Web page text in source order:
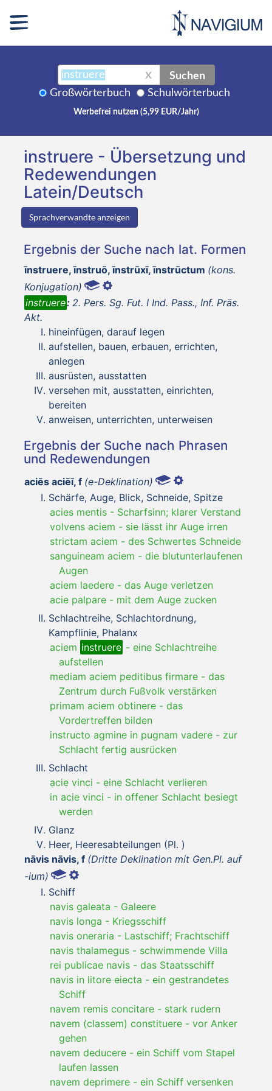
X Suchen
Großwörterbuch Schulwörterbuch
Werbefrei nutzen (5,99 EUR/Jahr)
instruere - Übersetzung und
Redewendungen
Latein/Deutsch
Sprachverwandte anzeigen
Ergebnis der Suche nach lat. Formen
īnstruere, īnstruō, īnstrūxī, īnstrūctum (kons.
Konjugation)
instruere: 2. Pers. Sg. Fut. I Ind. Pass., Inf. Präs.
Akt.
hineinfügen, darauf legen
aufstellen, bauen, erbauen, errichten,
anlegen
ausrüsten, ausstatten
versehen mit, ausstatten, einrichten,
bereiten
anweisen, unterrichten, unterweisen
Ergebnis der Suche nach Phrasen
und Redewendungen
aciēs aciēī, f (e-Deklination)
Schärfe, Auge, Blick, Schneide, Spitze
acies mentis - Scharfsinn; klarer Verstand
volvens aciem - sie lässt ihr Auge irren
strictam aciem - des Schwertes Schneide
sanguineam aciem - die blutunterlaufenen
Augen
aciem laedere - das Auge verletzen
acie palpare - mit dem Auge zucken
Schlachtreihe, Schlachtordnung,
Kampflinie, Phalanx
aciem instruere - eine Schlachtreihe
aufstellen
mediam aciem peditibus firmare - das
Zentrum durch Fußvolk verstärken
primam aciem obtinere - das
Vordertreffen bilden
instructo agmine in pugnam vadere - zur
Schlacht fertig ausrücken
Schlacht
acie vinci - eine Schlacht verlieren
in acie vinci - in offener Schlacht besiegt
werden
Glanz
Heer, Heeresabteilungen (Pl. )
nāvis nāvis, f (Dritte Deklination mit Gen.Pl. auf
-ium)
Schiff
navis galeata - Galeere
navis longa - Kriegsschiff
navis oneraria - Lastschiff; Frachtschiff
navis thalamegus - schwimmende Villa
rei publicae navis - das Staatsschiff
navis in litore eiecta - ein gestrandetes
Schiff
navem remis concitare - stark rudern
navem (classem) constituere - vor Anker
gehen
navem deducere - ein Schiff vom Stapel
laufen lassen
navem deprimere - ein Schiff versenken